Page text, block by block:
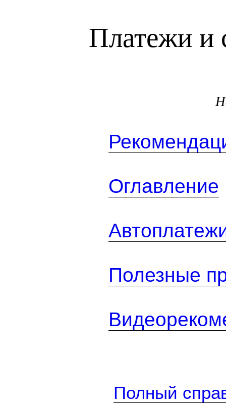
Платежи и
Оглавление
Полезные
Полный